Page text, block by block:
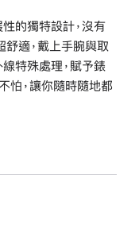
的獨特設計，沒有
舒適，戴上手腕與取
特殊處理，賦予錶
怕，讓你隨時隨地都